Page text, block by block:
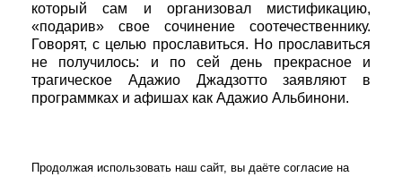
который сам и организовал мистификацию,
«подарив» свое сочинение соотечественнику.
Говорят, с целью прославиться. Но прославиться
не получилось: и по сей день прекрасное и
трагическое Адажио Джадзотто заявляют в
программках и афишах как Адажио Альбинони.
Продолжая использовать наш сайт, вы даёте согласие на